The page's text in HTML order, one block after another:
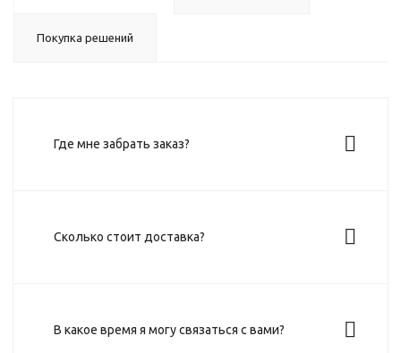
Покупка решений
Где мне забрать заказ?
Сколько стоит доставка?
В какое время я могу связаться с вами?